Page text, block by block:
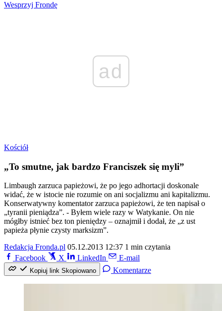
Wesprzyj Frondę
ad
Kościół
„To smutne, jak bardzo Franciszek się myli”
Limbaugh zarzuca papieżowi, że po jego adhortacji doskonale
widać, że w istocie nie rozumie on ani socjalizmu ani kapitalizmu.
Konserwatywny komentator zarzuca papieżowi, że ten napisał o
„tyranii pieniądza”. - Byłem wiele razy w Watykanie. On nie
mógłby istnieć bez ton pieniędzy – oznajmił i dodał, że „z ust
papieża płynie czysty marksizm”.
Redakcja Fronda.pl 05.12.2013 12:37 1 min czytania
Facebook
X LinkedIn E-mail
Kopiuj link Skopiowano Komentarze